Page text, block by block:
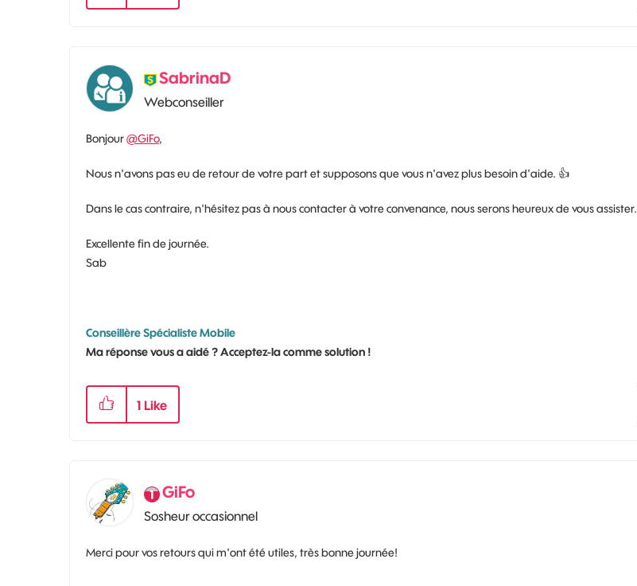
SabrinaD
Webconseiller
Bonjour@GiFo,
Nous n'avons pas eu de retour de votre part et supposons que vous n'avez plus besoin d'aide. 👍
Dans le cas contraire, n'hésitez pas à nous contacter à votre convenance, nous serons heureux de vous assister.
Excellente fin de journée.
Sab
Conseillère Spécialiste Mobile
Ma réponse vous a aidé ? Acceptez-la comme solution !
1 Like
GiFo
Sosheur occasionnel
Merci pour vos retours qui m'ont été utiles, très bonne journée!